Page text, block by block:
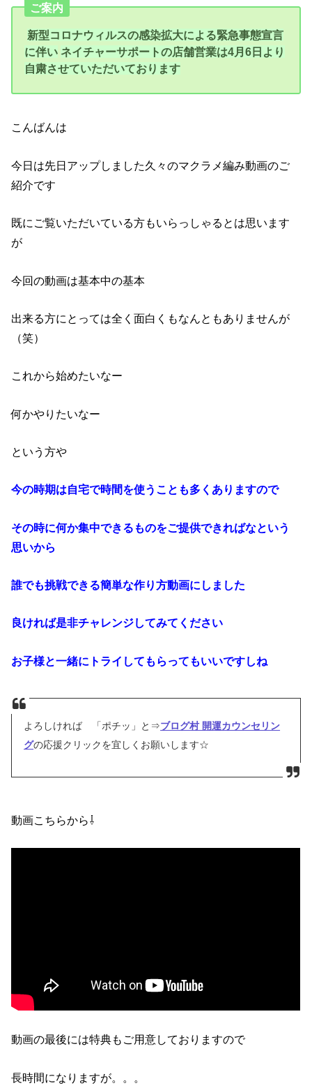
ご案内
新型コロナウィルスの感染拡大による緊急事態宣言
に伴い ネイチャーサポートの店舗営業は4月6日より
自粛させていただいております
こんばんは
今日は先日アップしました久々のマクラメ編み動画のご
紹介です
既にご覧いただいている方もいらっしゃるとは思います
が
今回の動画は基本中の基本
出来る方にとっては全く面白くもなんともありませんが
（笑）
これから始めたいなー
何かやりたいなー
という方や
今の時期は自宅で時間を使うことも多くありますので
その時に何か集中できるものをご提供できればなという
思いから
誰でも挑戦できる簡単な作り方動画にしました
良ければ是非チャレンジしてみてください
お子様と一緒にトライしてもらってもいいですしね
よろしければ 「ポチッ」と⇒ブログ村 開運カウンセリン
グの応援クリックを宜しくお願いします☆
動画こちらから⇩
動画の最後には特典もご用意しておりますので
長時間になりますが。。。